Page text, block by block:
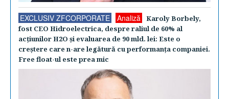
EXCLUSIV ZFCORPORATE Analiză
Karoly Borbely,
fost CEO Hidroelectrica, despre raliul de 60% al
acţiunilor H2O şi evaluarea de 90 mld. lei: Este o
creştere care n-are legătură cu performanţa companiei.
Free float-ul este prea mic